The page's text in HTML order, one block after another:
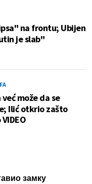
na frontu; Ubijen
je slab"
može da se
Ilić otkrio zašto
замку